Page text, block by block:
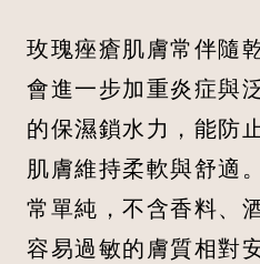
玫瑰痤瘡肌膚常伴隨
會進一步加重炎症與
的保濕鎖水力，能防
肌膚維持柔軟與舒適
常單純，不含香料、
容易過敏的膚質相對